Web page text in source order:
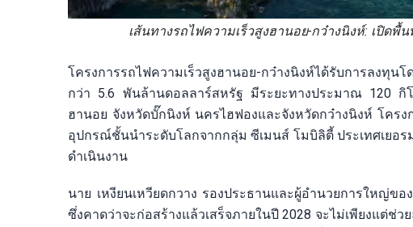
เส้นทางรถไฟความเร็วสูงฮานอย-กว๋างนิงห์: เปิดพื้
โครงการรถไฟความเร็วสูงฮานอย-กว๋างนิงห์ได้รับการลงทุน
กว่า 5.6 พันล้านดอลลาร์สหรัฐ มีระยะทางประมาณ 120 กิ
ฮานอย จังหวัดบั๊กนิงห์ นครไฮฟองและจังหวัดกว๋างนิงห์ โค
อุปกรณ์ชั้นนำระดับโลกจากกลุ่ม ซีเมนส์ โมบิลิตี้ ประเทศเยอ
ดำเนินงาน
นาย เหงียนเหวียดกวาง รองประธานและผู้อำนวยการใหญ่
ซึ่งคาดว่าจะก่อสร้างแล้วเสร็จภายในปี 2028 จะไม่เพียงแต่ช่